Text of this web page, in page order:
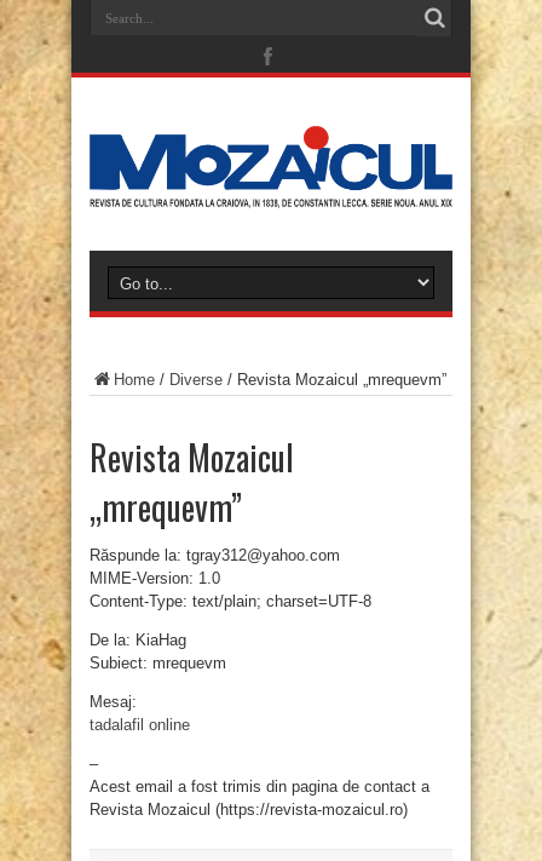
Home / Diverse / Revista Mozaicul „mrequevm”
Revista Mozaicul
„mrequevm”
Răspunde la: tgray312@yahoo.com
MIME-Version: 1.0
Content-Type: text/plain; charset=UTF-8
De la: KiaHag
Subiect: mrequevm
Mesaj:
tadalafil online
–
Acest email a fost trimis din pagina de contact a
Revista Mozaicul (https://revista-mozaicul.ro)